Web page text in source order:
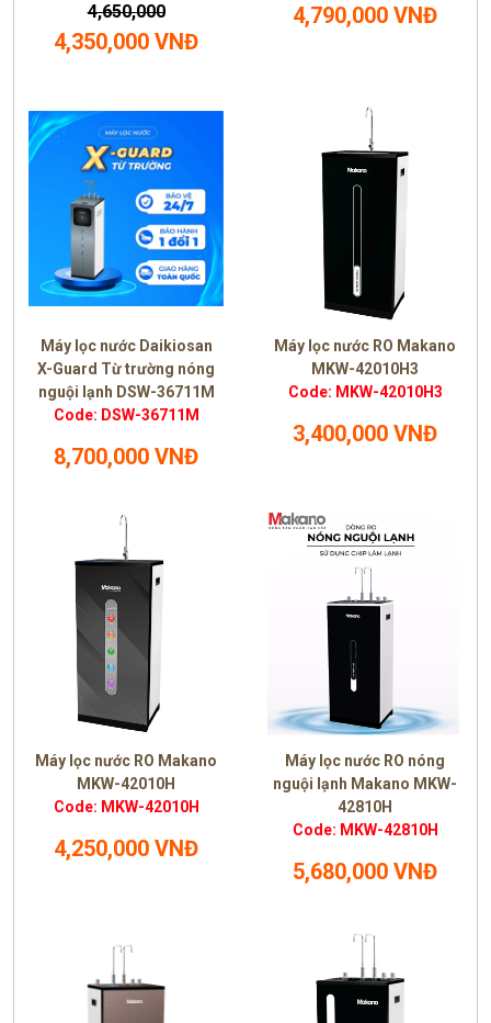
4,650,000
4,350,000 VNĐ
4,790,000 VNĐ
Máy lọc nước Daikiosan
X-Guard Từ trường nóng
nguội lạnh DSW-36711M
Code: DSW-36711M
8,700,000 VNĐ
Máy lọc nước RO Makano
MKW-42010H3
Code: MKW-42010H3
3,400,000 VNĐ
Máy lọc nước RO Makano
MKW-42010H
Code: MKW-42010H
4,250,000 VNĐ
Máy lọc nước RO nóng
nguội lạnh Makano MKW-
42810H
Code: MKW-42810H
5,680,000 VNĐ